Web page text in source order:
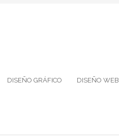
DISEÑO GRÁFICO DISEÑO WEB